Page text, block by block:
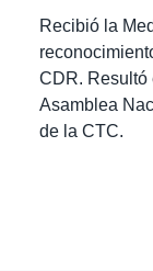
Recibió la
CDR. Resultó
Asamblea
de la CTC.